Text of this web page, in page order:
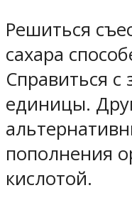
Решиться
сахара
Справиться с
единицы.
пополнения
кислотой.